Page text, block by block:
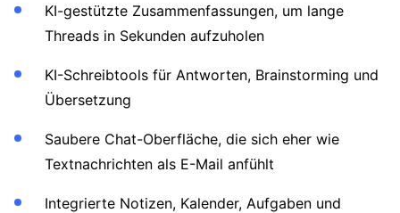
KI-gestützte Zusammenfassungen, um lange
Threads in Sekunden aufzuholen
KI-Schreibtools für Antworten, Brainstorming und
Übersetzung
Saubere Chat-Oberfläche, die sich eher wie
Textnachrichten als E-Mail anfühlt
Integrierte Notizen, Kalender, Aufgaben und